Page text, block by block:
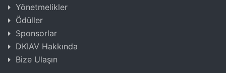
Yönetmelikler
Ödüller
Sponsorlar
DKIAV Hakkında
Bize Ulaşın